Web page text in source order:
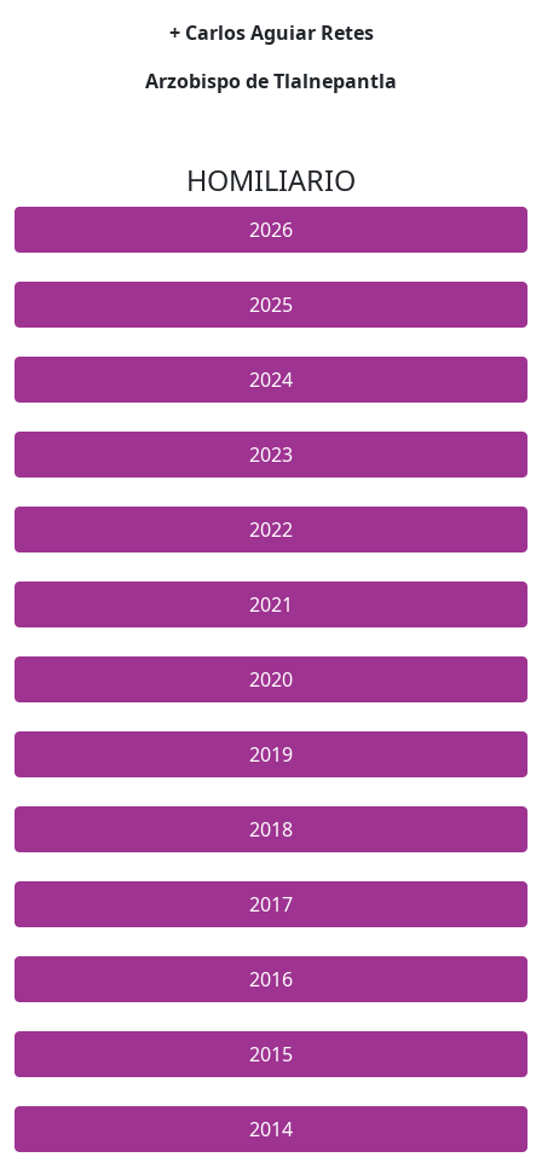
+ Carlos Aguiar Retes
Arzobispo de Tlalnepantla
HOMILIARIO
2026
2025
2024
2023
2022
2021
2020
2019
2018
2017
2016
2015
2014